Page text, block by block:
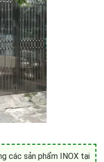
các sản phẩm INOX tại